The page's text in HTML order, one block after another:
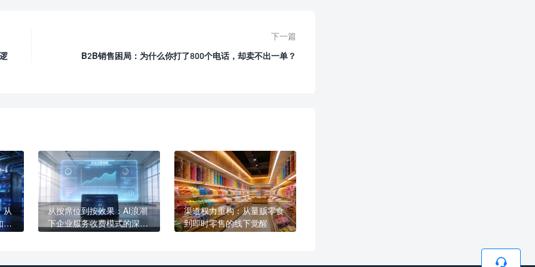
下一篇
B2B销售困局：为什么你打了800个电话，却卖不出一单？
从
何
从按席位到按效果：AI浪潮
下企业服务收费模式的深层
渠道权力重构：从量贩零食
到即时零售的线下觉醒
